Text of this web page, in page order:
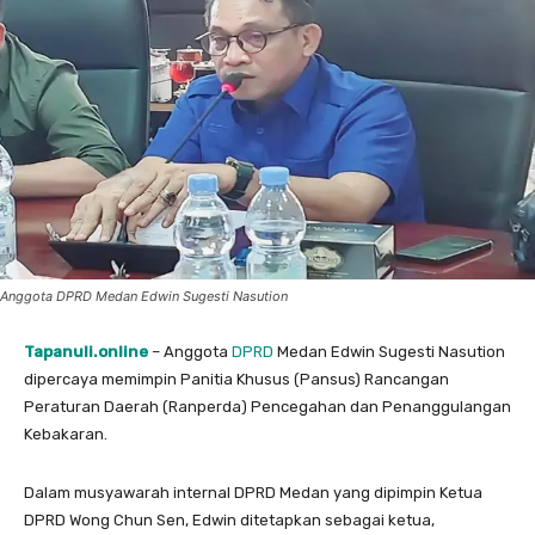
Anggota DPRD Medan Edwin Sugesti Nasution
Tapanuli.online – Anggota DPRD Medan Edwin Sugesti Nasution
dipercaya memimpin Panitia Khusus (Pansus) Rancangan
Peraturan Daerah (Ranperda) Pencegahan dan Penanggulangan
Kebakaran.
Dalam musyawarah internal DPRD Medan yang dipimpin Ketua
DPRD Wong Chun Sen, Edwin ditetapkan sebagai ketua,